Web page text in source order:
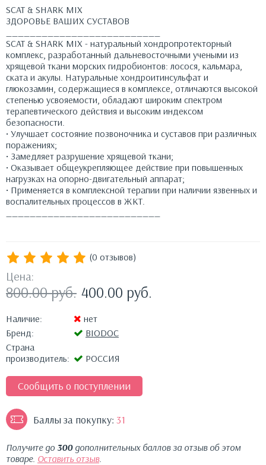
SCAT & SHARK MIX
ЗДОРОВЬЕ ВАШИХ СУСТАВОВ
SCAT & SHARK MIX - натуральный хондропротекторный
комплекс, разработанный дальневосточными учеными из
хрящевой ткани морских гидробионтов: лосося, кальмара,
ската и акулы. Натуральные хондроитинсульфат и
глюкозамин, содержащиеся в комплексе, отличаются высокой
степенью усвояемости, обладают широким спектром
терапевтического действия и высоким индексом
безопасности.
• Улучшает состояние позвоночника и суставов при различных
поражениях;
• Замедляет разрушение хрящевой ткани;
• Оказывает общеукрепляющее действие при повышенных
нагрузках на опорно-двигательный аппарат;
• Применяется в комплексной терапии при наличии язвенных и
воспалительных процессов в ЖКТ.
(0 отзывов)
Цена:
800.00руб. 400.00 руб.
Наличие:
нет
Бренд:
BIODOC
Страна
производитель:
РОССИЯ
Сообщить о поступлении
Баллы за покупку: 31
Получите до 300дополнительных баллов за отзыв об этом
товаре. Оставить отзыв.